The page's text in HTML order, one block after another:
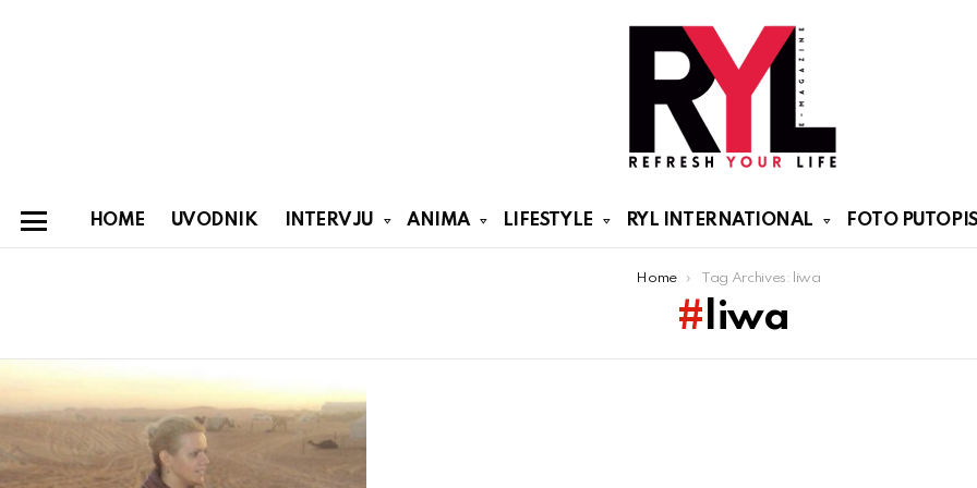
HOME UVODNIK INTERVJU ANIMA LIFESTYLE RYL INTERNATIONAL FOTO PUTOPISI
Home Tag Archives: liwa
liwa
Latest
stories